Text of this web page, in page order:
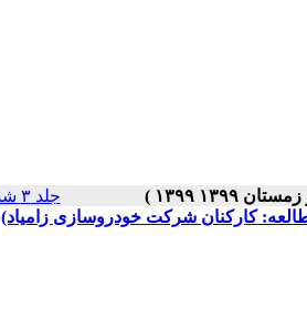
جلد ۳ شماره ۱۹ صفحات ۵-۱
کارکنان شرکت خودروسازی زامیاد)